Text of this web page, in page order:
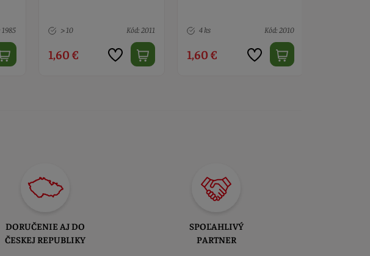
2011 4 ks Kód: 2010
1,60 €
> 10 Kód: 5526
3,50 €
DORUČENIE AJ DO
ČESKEJ REPUBLIKY
SPOĽAHLIVÝ
PARTNER